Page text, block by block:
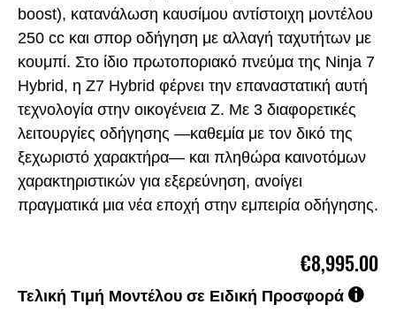
boost), κατανάλωση καυσίμου αντίστοιχη μοντέλου
250 cc και σπορ οδήγηση με αλλαγή ταχυτήτων με
κουμπί. Στο ίδιο πρωτοποριακό πνεύμα της Ninja 7
Hybrid, η Z7 Hybrid φέρνει την επαναστατική αυτή
τεχνολογία στην οικογένεια Z. Με 3 διαφορετικές
λειτουργίες οδήγησης —καθεμία με τον δικό της
ξεχωριστό χαρακτήρα— και πληθώρα καινοτόμων
χαρακτηριστικών για εξερεύνηση, ανοίγει
πραγματικά μια νέα εποχή στην εμπειρία οδήγησης.
€8,995.00
Τελική Τιμή Μοντέλου σε Ειδική Προσφορά